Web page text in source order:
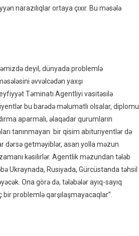
narazılıqlar ortaya çıxır. Bu məsələ
deyil, dünyada problemlə
əvvəlcədən yaxşı
Təminatı Agentliyi vasitəsilə
bu barədə məlumatlı olsalar, diplomu
aparmalı, əlaqədar qurumların
tanınmayan bir qisim abituriyentlər də
dərsə getməyiblər, asan yolla məzun
kəsilirlər. Agentlik məzundan tələb
Ukraynada, Rusiyada, Gürcüstanda təhsil
Ona görə də, tələbələr ayıq-sayıq
bir problemlə qarşılaşmayacaqlar”.